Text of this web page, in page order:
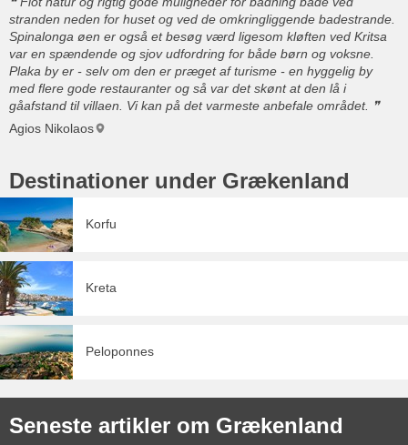
stranden neden for huset og ved de omkringliggende badestrande.
Spinalonga øen er også et besøg værd ligesom kløften ved Kritsa
var en spændende og sjov udfordring for både børn og voksne.
Plaka by er - selv om den er præget af turisme - en hyggelig by
med flere gode restauranter og så var det skønt at den lå i
gåafstand til villaen. Vi kan på det varmeste anbefale området.
Agios Nikolaos
Destinationer under Grækenland
Korfu
Kreta
Peloponnes
Seneste artikler om Grækenland